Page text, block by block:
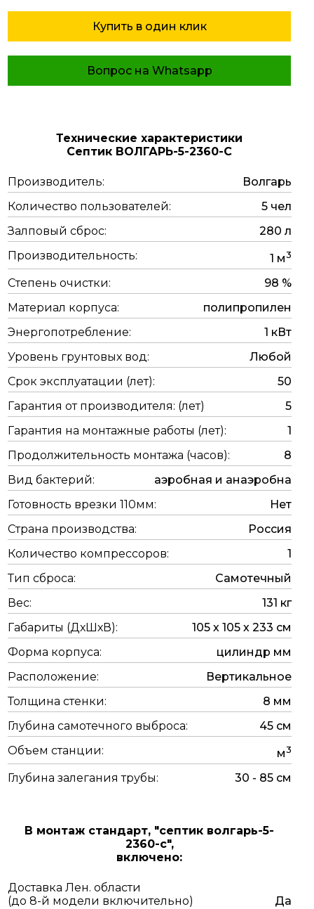
Купить в один клик
Вопрос на Whatsapp
Технические характеристики
Септик ВОЛГАРЬ-5-2360-C
Производитель:
Волгарь
Количество пользователей:
5 чел
Залповый сброс:
280 л
Производительность:
1 м3
Степень очистки:
98 %
Материал корпуса:
полипропилен
Энергопотребление:
1 кВт
Уровень грунтовых вод:
Любой
Срок эксплуатации (лет):
50
Гарантия от производителя: (лет)
5
Гарантия на монтажные работы (лет):
1
Продолжительность монтажа (часов):
8
Вид бактерий:
аэробная и анаэробна
Готовность врезки 110мм:
Нет
Страна производства:
Россия
Количество компрессоров:
1
Тип сброса:
Самотечный
Вес:
131 кг
Габариты (ДхШхВ):
105 х 105 х 233 см
Форма корпуса:
цилиндр мм
Расположение:
Вертикальное
Толщина стенки:
8 мм
Глубина самотечного выброса:
45 см
Объем станции:
м3
Глубина залегания трубы: 30 - 85 см
В монтаж стандарт, "септик волгарь-5-
2360-c",
включено:
Доставка Лен. области
(до 8-й модели включительно)
Да